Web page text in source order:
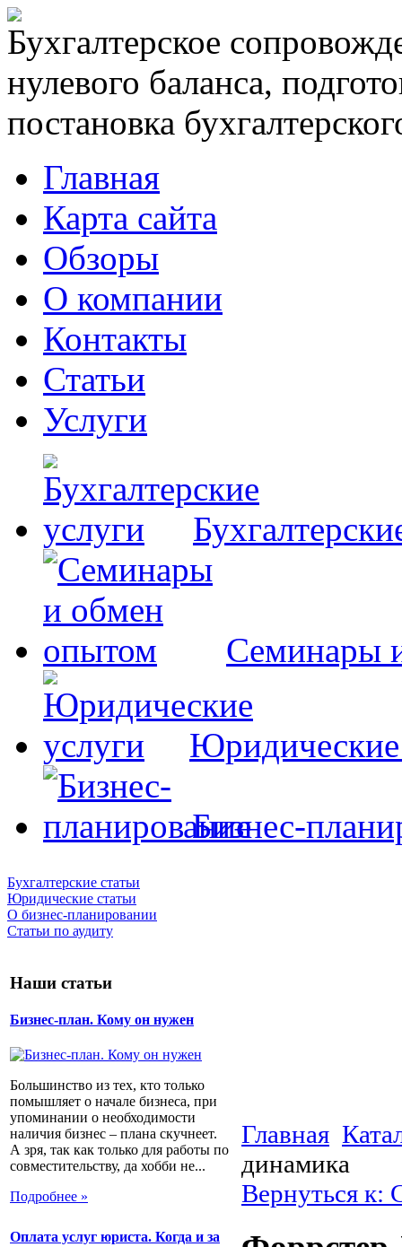
Бухгалтерское
нулевого баланса,
постановка
Главная
Карта сайта
Обзоры
О компании
Контакты
Статьи
Услуги
Семинары
Юридические
Бизнес-
Бухгалтерские статьи
Юридические статьи
О бизнес-планировании
Статьи по аудиту
Наши статьи
Бизнес-план. Кому он нужен
Большинство из тех, кто только
помышляет о начале бизнеса, при
упоминании о необходимости
наличия бизнес – плана скучнеет.
А зря, так как только для работы по
совместительству, да хобби не...
Подробнее »
Оплата услуг юриста. Когда и за
Главная
динамика
Вернуться к: